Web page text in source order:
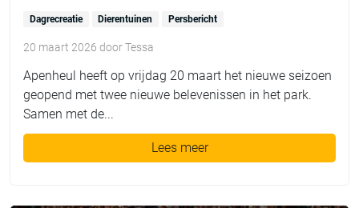
Dagrecreatie Dierentuinen Persbericht
20 maart 2026 doorTessa
Apenheul heeft op vrijdag 20 maart het nieuwe seizoen
geopend met twee nieuwe belevenissen in het park.
Samen met de...
Lees meer